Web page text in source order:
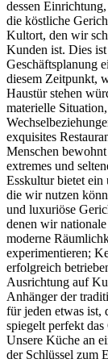
dessen
die köstliche
Kultort, den wir
Kunden ist. Dies
Geschäftsplanung
diesem Zeitpunkt,
Haustür stehen
materielle
exquisites
Menschen
extremes und
Esskultur bietet
die wir nutzen
und luxuriöse
denen wir
moderne
experimentieren;
erfolgreich
Ausrichtung auf
Anhänger der
für jeden etwas ist,
spiegelt perfekt
Unsere Küche an
der Schlüssel zum